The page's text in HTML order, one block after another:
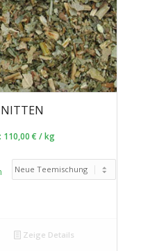
110,00 € /kg
Zeige Details